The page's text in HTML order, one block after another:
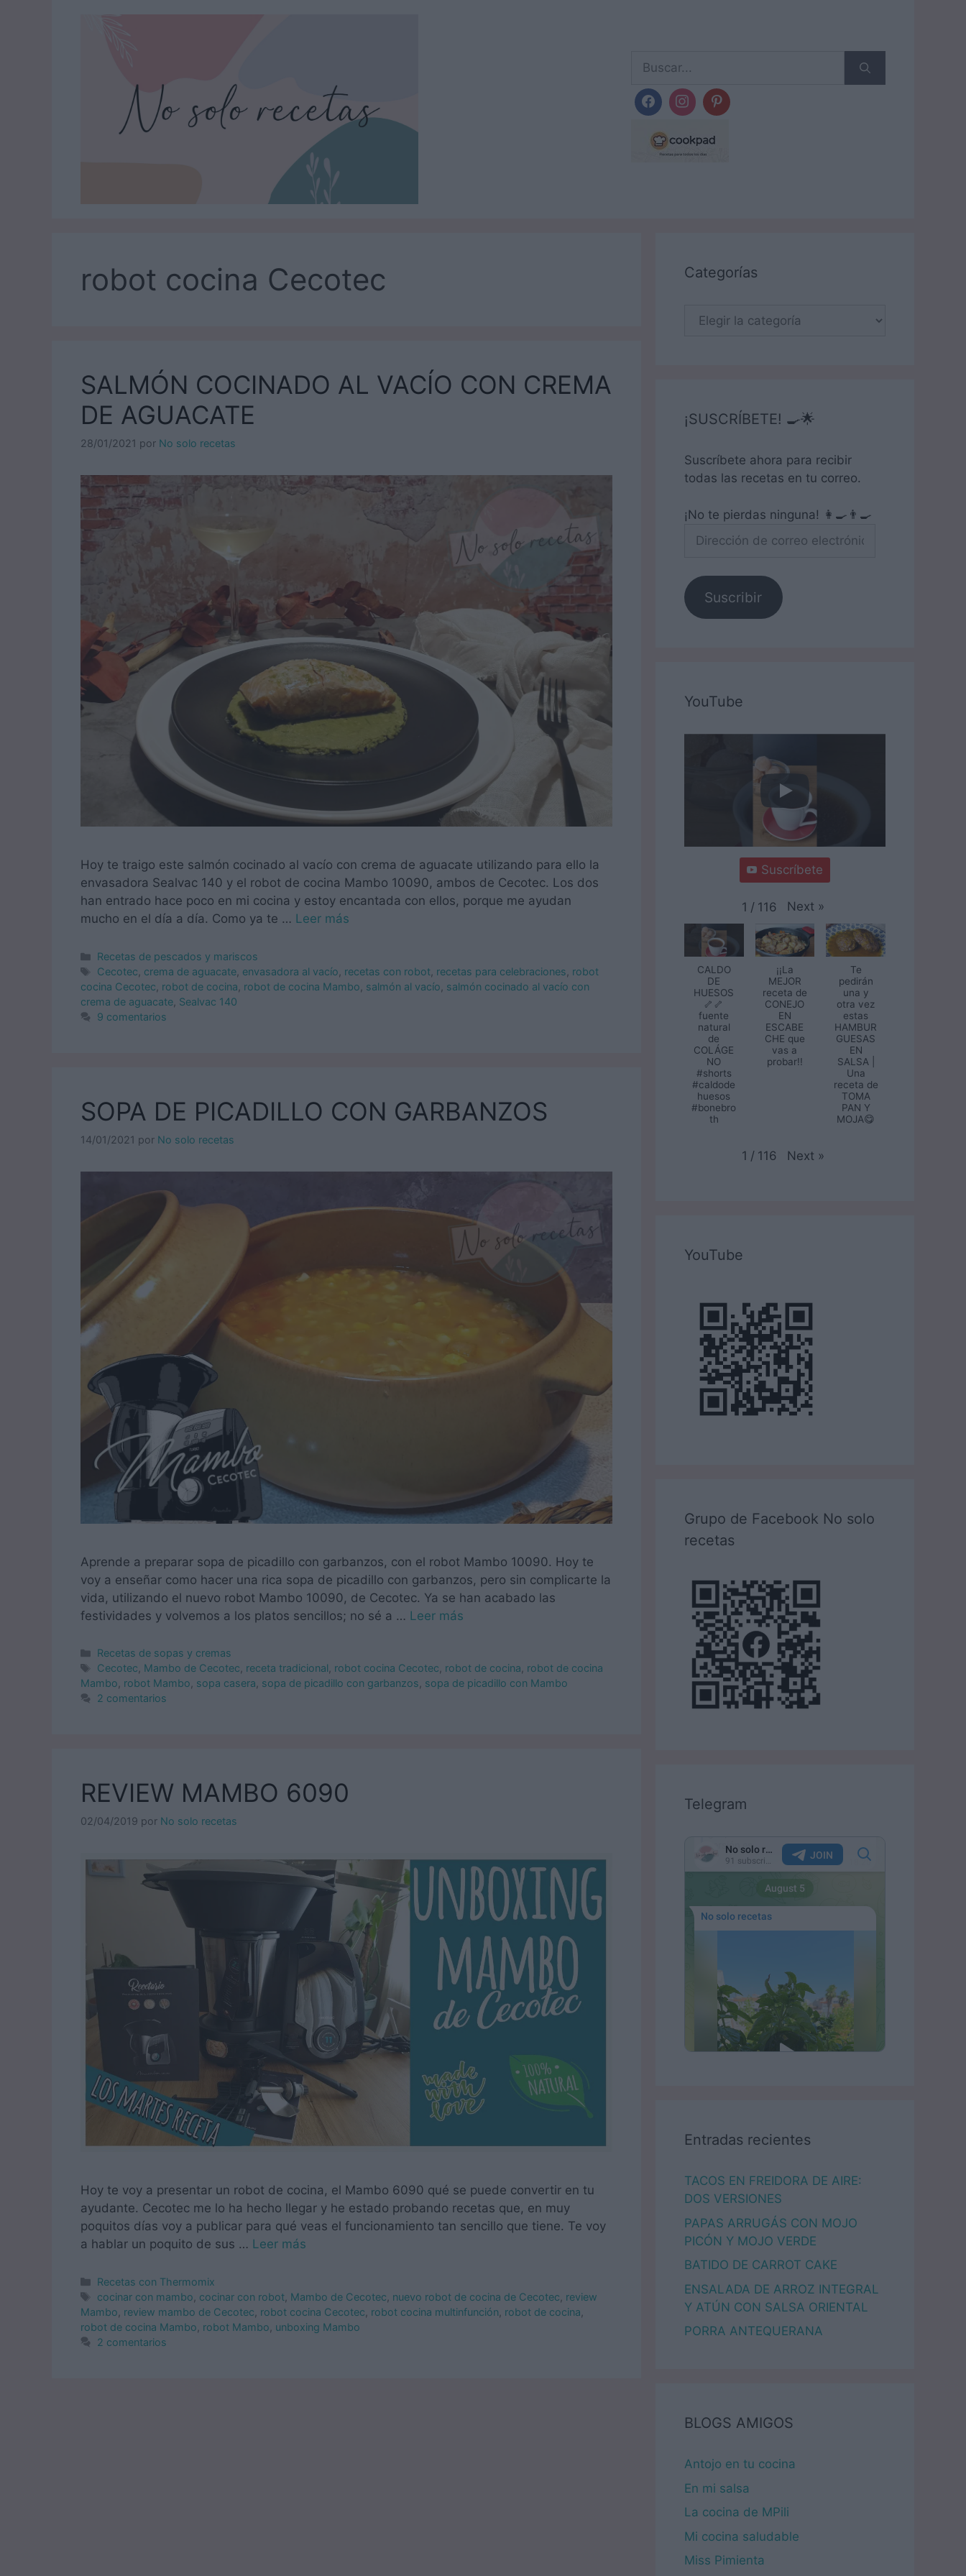
robot cocina Cecotec
SALMÓN COCINADO AL VACÍO CON CREMA
DE AGUACATE
28/01/2021 por No solo recetas
Hoy te traigo este salmón cocinado al vacío con crema de aguacate utilizando para ello la
envasadora Sealvac 140 y el robot de cocina Mambo 10090, ambos de Cecotec. Los dos
han entrado hace poco en mi cocina y estoy encantada con ellos, porque me ayudan
mucho en el día a día. Como ya te … Leer más
Categorías
Recetas de pescados y mariscos
Etiquetas
Cecotec crema de aguacate envasadora al vacío recetas con robot recetas para celebraciones robot
cocina Cecotec robot de cocina robot de cocina Mambo salmón al vacío salmón cocinado al vacío con
crema de aguacate Sealvac 140
9 comentarios
SOPA DE PICADILLO CON GARBANZOS
14/01/2021 por No solo recetas
Aprende a preparar sopa de picadillo con garbanzos, con el robot Mambo 10090. Hoy te
voy a enseñar como hacer una rica sopa de picadillo con garbanzos, pero sin complicarte la
vida, utilizando el nuevo robot Mambo 10090, de Cecotec. Ya se han acabado las
festividades y volvemos a los platos sencillos; no sé a … Leer más
Categorías
Recetas de sopas y cremas
Etiquetas
Cecotec, Mambo de Cecotec, receta tradicional, robot cocina Cecotec, robot de cocina, robot de cocina
Mambo, robot Mambo, sopa casera, sopa de picadillo con garbanzos, sopa de picadillo con Mambo
2 comentarios
REVIEW MAMBO 6090
02/04/2019 por No solo recetas
Hoy te voy a presentar un robot de cocina, el Mambo 6090 qué se puede convertir en tu
ayudante. Cecotec me lo ha hecho llegar y he estado probando recetas que, en muy
poquitos días voy a publicar para qué veas el funcionamiento tan sencillo que tiene. Te voy
a hablar un poquito de sus … Leer más
Categorías
Recetas con Thermomix
Etiquetas
cocinar con mambo cocinar con robot Mambo de Cecotec nuevo robot de cocina de Cecotec review
Mambo review mambo de Cecotec robot cocina Cecotec robot cocina multinfunción robot de cocina
robot de cocina Mambo robot Mambo unboxing Mambo
2 comentarios
Categorías
Categorías
¡SUSCRÍBETE! 🍳🌟
Suscríbete ahora para recibir
todas las recetas en tu correo.
¡No te pierdas ninguna! 👩‍🍳👨‍🍳
de
electrónico
Suscribir
YouTube
Suscríbete
1 / 116 Next »
CALDO
DE
HUESOS
🦴🦴
fuente
natural
de
COLÁGE
NO
#shorts
#caldode
huesos
#bonebro
th
¡¡La
MEJOR
receta de
CONEJO
EN
ESCABE
CHE que
vas a
probar!!
Te
pedirán
una y
otra vez
estas
HAMBUR
GUESAS
EN
SALSA |
Una
receta de
TOMA
PAN Y
MOJA😋
1 / 116 Next »
YouTube
Grupo de Facebook No solo
recetas
Telegram
Entradas recientes
TACOS EN FREIDORA DE AIRE:
DOS VERSIONES
PAPAS ARRUGÁS CON MOJO
PICÓN Y MOJO VERDE
BATIDO DE CARROT CAKE
ENSALADA DE ARROZ INTEGRAL
Y ATÚN CON SALSA ORIENTAL
PORRA ANTEQUERANA
BLOGS AMIGOS
Antojo en tu cocina
En mi salsa
La cocina de MPili
Mi cocina saludable
Miss Pimienta